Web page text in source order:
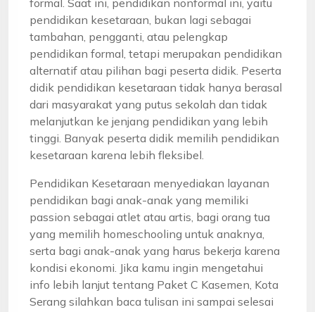
pendidikan kesetaraan, bukan lagi sebagai
tambahan, pengganti, atau pelengkap
pendidikan formal, tetapi merupakan pendidikan
alternatif atau pilihan bagi peserta didik. Peserta
didik pendidikan kesetaraan tidak hanya berasal
dari masyarakat yang putus sekolah dan tidak
melanjutkan ke jenjang pendidikan yang lebih
tinggi. Banyak peserta didik memilih pendidikan
kesetaraan karena lebih fleksibel.
Pendidikan Kesetaraan menyediakan layanan
pendidikan bagi anak-anak yang memiliki
passion sebagai atlet atau artis, bagi orang tua
yang memilih homeschooling untuk anaknya,
serta bagi anak-anak yang harus bekerja karena
kondisi ekonomi. Jika kamu ingin mengetahui
info lebih lanjut tentang Paket C Kasemen, Kota
Serang silahkan baca tulisan ini sampai selesai